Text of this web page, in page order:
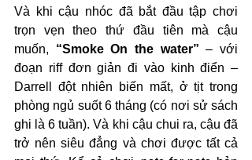
Và khi cậu nhóc đã bắt đầu tập chơi
trọn vẹn theo thứ đầu tiên mà cậu
muốn, “Smoke On the water” – với
đoạn riff đơn giản đi vào kinh điển –
Darrell đột nhiên biến mất, ở tịt trong
phòng ngủ suốt 6 tháng (có nơi sử sách
ghi là 6 tuần). Và khi cậu chui ra, cậu đã
trở nên siêu đẳng và chơi được tất cả